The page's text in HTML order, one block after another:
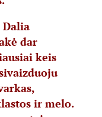
Dalia
dar
keis
ir melo.